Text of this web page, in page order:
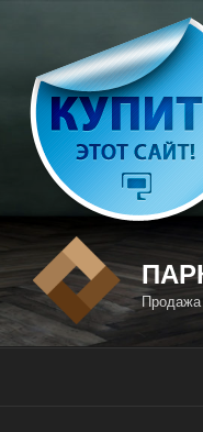
содержимому
Продажа